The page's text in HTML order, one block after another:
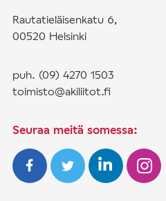
Rautatieläisenkatu 6,
00520 Helsinki
puh. (09) 4270 1503
toimisto@akiliitot.fi
Seuraa meitä somessa: